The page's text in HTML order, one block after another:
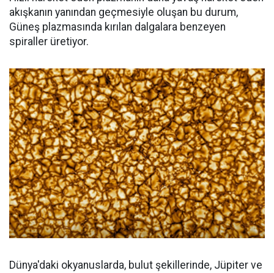
akışkanın yanından geçmesiyle oluşan bu durum,
Güneş plazmasında kırılan dalgalara benzeyen
spiraller üretiyor.
Dünya'daki okyanuslarda, bulut şekillerinde, Jüpiter ve